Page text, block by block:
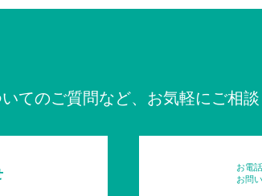
てのご質問など、お気軽にご相
お電
お問